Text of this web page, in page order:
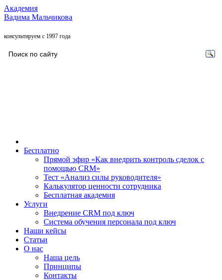
Академия
Вадима Мальчикова
консультируем с 1997 года
Бесплатно
Прямой эфир «Как внедрить контроль сделок с
помощью CRM»
Тест «Анализ силы руководителя»
Калькулятор ценности сотрудника
Бесплатная академия
Услуги
Внедрение CRM под ключ
Система обучения персонала под ключ
Наши кейсы
Статьи
О нас
Наша цель
Принципы
Контакты